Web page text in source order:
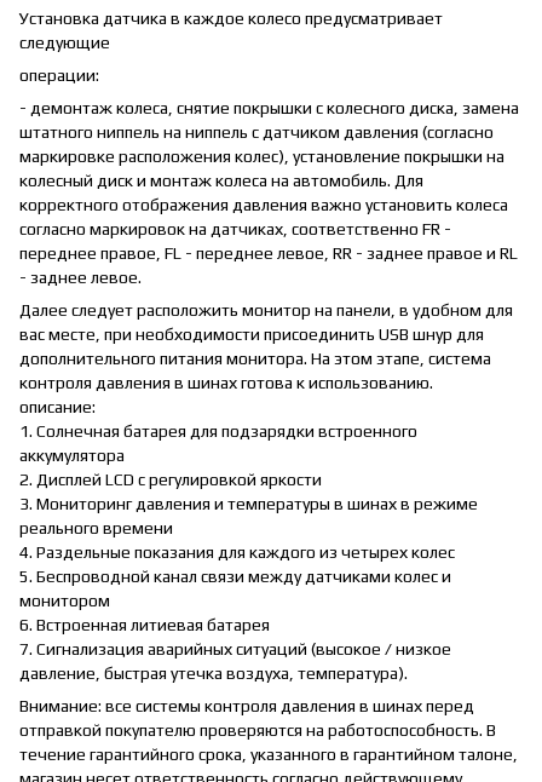
Установка датчика в каждое колесо предусматривает
следующие
операции:
- демонтаж колеса, снятие покрышки с колесного диска, замена
штатного ниппель на ниппель с датчиком давления (согласно
маркировке расположения колес), установление покрышки на
колесный диск и монтаж колеса на автомобиль. Для
корректного отображения давления важно установить колеса
согласно маркировок на датчиках, соответственно FR -
переднее правое, FL - переднее левое, RR - заднее правое и RL
- заднее левое.
Далее следует расположить монитор на панели, в удобном для
вас месте, при необходимости присоединить USB шнур для
дополнительного питания монитора. На этом этапе, система
контроля давления в шинах готова к использованию.
описание:
1. Солнечная батарея для подзарядки встроенного
аккумулятора
2. Дисплей LCD с регулировкой яркости
3. Мониторинг давления и температуры в шинах в режиме
реального времени
4. Раздельные показания для каждого из четырех колес
5. Беспроводной канал связи между датчиками колес и
монитором
6. Встроенная литиевая батарея
7. Сигнализация аварийных ситуаций (высокое / низкое
давление, быстрая утечка воздуха, температура).
Внимание: все системы контроля давления в шинах перед
отправкой покупателю проверяются на работоспособность. В
течение гарантийного срока, указанного в гарантийном талоне,
магазин несет ответственность согласно действующему